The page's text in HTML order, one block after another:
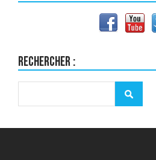
Rechercher :